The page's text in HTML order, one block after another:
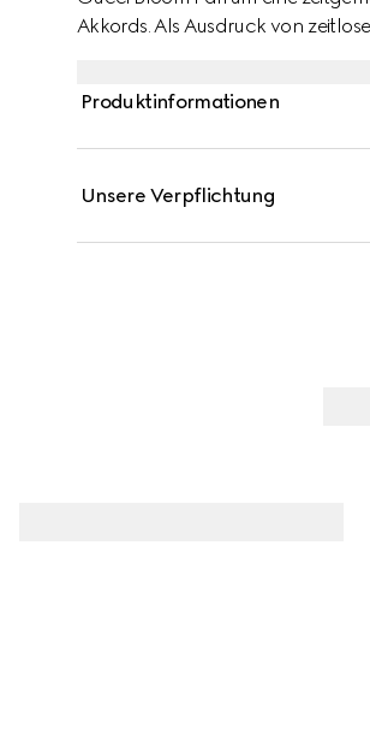
Akkords. Als Ausdruck von
Mischung aus cremig-süßen
Produktinformationen
Unsere Verpflichtung